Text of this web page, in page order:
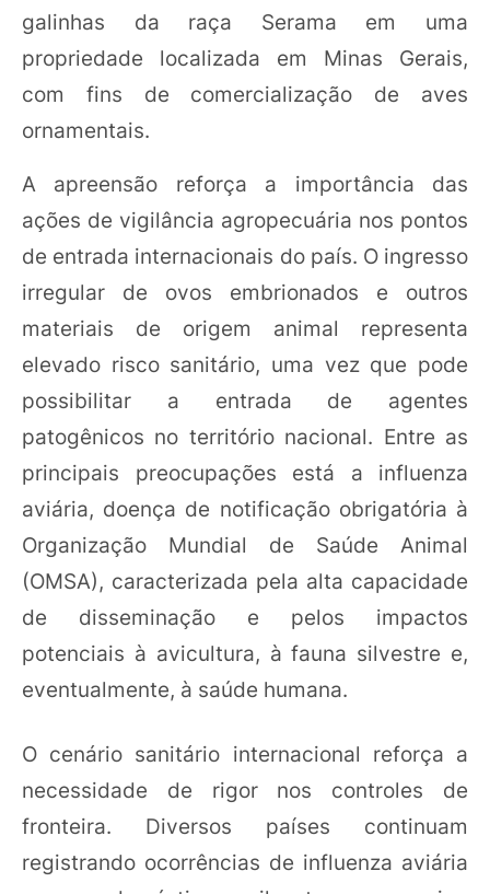
galinhas da raça Serama em uma
propriedade localizada em Minas Gerais,
com fins de comercialização de aves
ornamentais.
A apreensão reforça a importância das
ações de vigilância agropecuária nos pontos
de entrada internacionais do país. O ingresso
irregular de ovos embrionados e outros
materiais de origem animal representa
elevado risco sanitário, uma vez que pode
possibilitar a entrada de agentes
patogênicos no território nacional. Entre as
principais preocupações está a influenza
aviária, doença de notificação obrigatória à
Organização Mundial de Saúde Animal
(OMSA), caracterizada pela alta capacidade
de disseminação e pelos impactos
potenciais à avicultura, à fauna silvestre e,
eventualmente, à saúde humana.
O cenário sanitário internacional reforça a
necessidade de rigor nos controles de
fronteira. Diversos países continuam
registrando ocorrências de influenza aviária